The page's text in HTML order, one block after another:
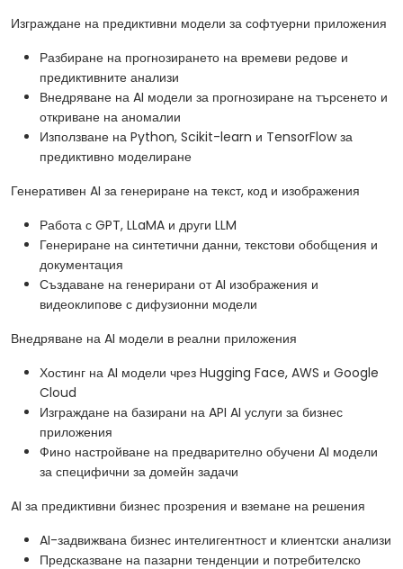
Изграждане на предиктивни модели за софтуерни приложения
Разбиране на прогнозирането на времеви редове и
предиктивните анализи
Внедряване на AI модели за прогнозиране на търсенето и
откриване на аномалии
Използване на Python, Scikit-learn и TensorFlow за
предиктивно моделиране
Генеративен AI за генериране на текст, код и изображения
Работа с GPT, LLaMA и други LLM
Генериране на синтетични данни, текстови обобщения и
документация
Създаване на генерирани от AI изображения и
видеоклипове с дифузионни модели
Внедряване на AI модели в реални приложения
Хостинг на AI модели чрез Hugging Face, AWS и Google
Cloud
Изграждане на базирани на API AI услуги за бизнес
приложения
Фино настройване на предварително обучени AI модели
за специфични за домейн задачи
AI за предиктивни бизнес прозрения и вземане на решения
AI-задвижвана бизнес интелигентност и клиентски анализи
Предсказване на пазарни тенденции и потребителско